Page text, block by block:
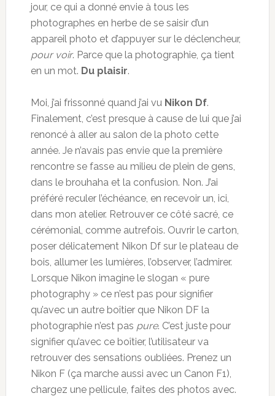
jour, ce qui a donné envie à tous les
photographes en herbe de se saisir d’un
appareil photo et d’appuyer sur le déclencheur,
pour voir. Parce que la photographie, ça tient
en un mot. Du plaisir.
Moi, j’ai frissonné quand j’ai vu Nikon Df.
Finalement, c’est presque à cause de lui que j’ai
renoncé à aller au salon de la photo cette
année. Je n’avais pas envie que la première
rencontre se fasse au milieu de plein de gens,
dans le brouhaha et la confusion. Non. J’ai
préféré reculer l’échéance, en recevoir un, ici,
dans mon atelier. Retrouver ce côté sacré, ce
cérémonial, comme autrefois. Ouvrir le carton,
poser délicatement Nikon Df sur le plateau de
bois, allumer les lumières, l’observer, l’admirer.
Lorsque Nikon imagine le slogan « pure
photography » ce n’est pas pour signifier
qu’avec un autre boîtier que Nikon DF la
photographie n’est pas pure. C’est juste pour
signifier qu’avec ce boîtier, l’utilisateur va
retrouver des sensations oubliées. Prenez un
Nikon F (ça marche aussi avec un Canon F1),
chargez une pellicule, faites des photos avec.